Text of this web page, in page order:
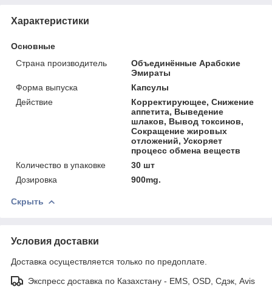
Характеристики
Основные
Страна производитель
Объединённые Арабские
Эмираты
Форма выпуска
Капсулы
Действие
Корректирующее, Снижение
аппетита, Выведение
шлаков, Вывод токсинов,
Сокращение жировых
отложений, Ускоряет
процесс обмена веществ
Количество в упаковке
30 шт
Дозировка
900mg.
Скрыть
Условия доставки
Доставка осуществляется только по предоплате.
Экспресс доставка по Казахстану - EMS, OSD, Сдэк, Avis